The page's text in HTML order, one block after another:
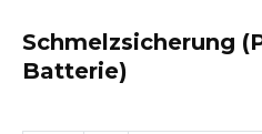
Schmelzsicherung
Batterie)